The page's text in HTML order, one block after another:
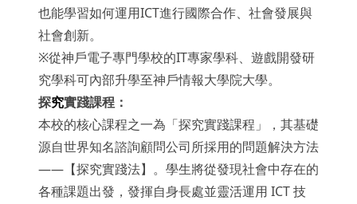
也能學習如何運用ICT進行國際合作、社會發展與
社會創新。
※從神戶電子專門學校的IT專家學科、遊戲開發研
究學科可內部升學至神戶情報大學院大學。
探究實踐課程：
本校的核心課程之一為「探究實踐課程」，其基礎
源自世界知名諮詢顧問公司所採用的問題解決方法
——【探究實踐法】。學生將從發現社會中存在的
各種課題出發，發揮自身長處並靈活運用 ICT 技